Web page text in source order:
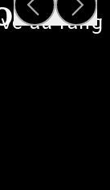
au rang